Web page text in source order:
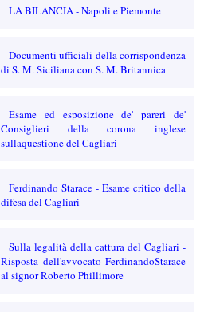
LA BILANCIA - Napoli e Piemonte
Documenti ufficiali della corrispondenza
di S. M. Siciliana con S. M. Britannica
Esame ed esposizione de' pareri de'
Consiglieri della corona inglese
sullaquestione del Cagliari
Ferdinando Starace - Esame critico della
difesa del Cagliari
Sulla legalità della cattura del Cagliari -
Risposta dell'avvocato FerdinandoStarace
al signor Roberto Phillimore